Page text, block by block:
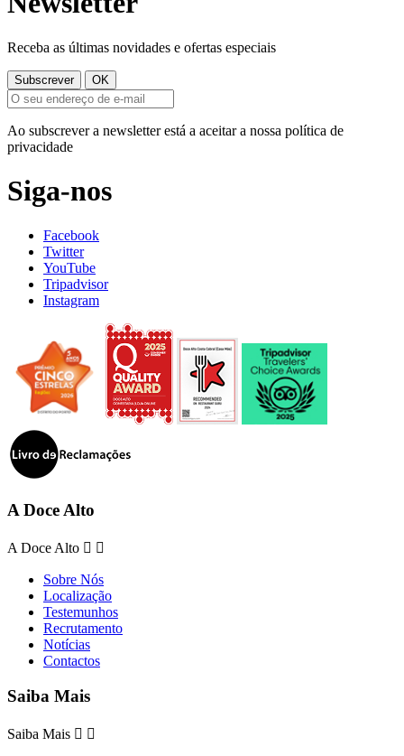
Receba as últimas novidades e ofertas especiais
Ao subscrever a newsletter está a aceitar a nossa política de
privacidade
Siga-nos
Facebook
Twitter
YouTube
Tripadvisor
Instagram
A Doce Alto
A Doce Alto  
Sobre Nós
Localização
Testemunhos
Recrutamento
Notícias
Contactos
Saiba Mais
Saiba Mais  